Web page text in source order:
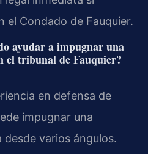
el Condado de Fauquier.
ayudar a impugnar una
el tribunal de Fauquier?
en defensa de
impugnar una
desde varios ángulos.